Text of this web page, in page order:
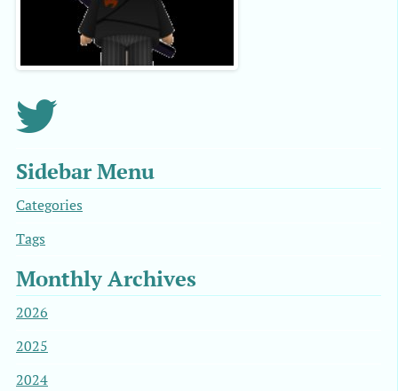
Sidebar Menu
Categories
Tags
Monthly Archives
2026
2025
2024